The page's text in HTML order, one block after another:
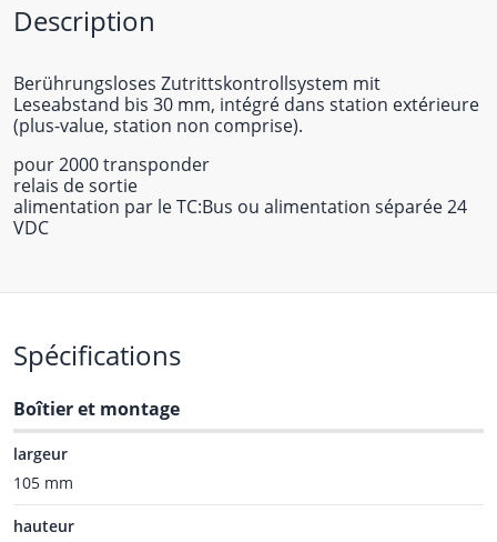
Description
Berührungsloses Zutrittskontrollsystem mit
Leseabstand bis 30 mm, intégré dans station extérieure
(plus-value, station non comprise).
pour 2000 transponder
relais de sortie
alimentation par le TC:Bus ou alimentation séparée 24
VDC
Spécifications
Boîtier et montage
largeur
105 mm
hauteur